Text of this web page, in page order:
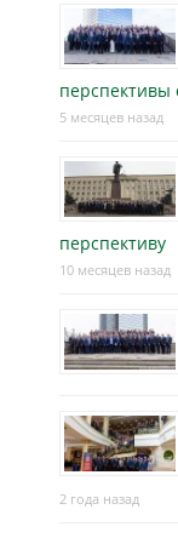
перспективы
5 месяцев назад
перспективу
10 месяцев назад
2 года назад